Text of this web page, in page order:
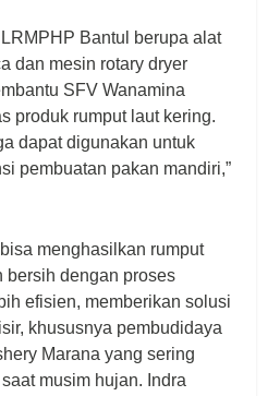
Bantul berupa alat
dan mesin rotary dryer
SFV Wanamina
produk rumput laut kering.
dapat digunakan untuk
pembuatan pakan mandiri,”
menghasilkan rumput
bersih dengan proses
efisien, memberikan solusi
khususnya pembudidaya
Marana yang sering
musim hujan. Indra